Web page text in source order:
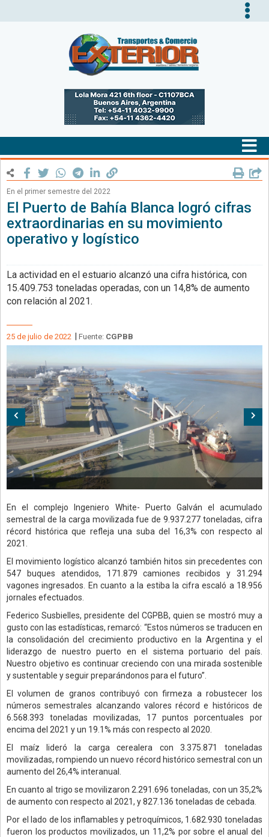
En el primer semestre del 2022
El Puerto de Bahía Blanca logró cifras
extraordinarias en su movimiento
operativo y logístico
La actividad en el estuario alcanzó una cifra histórica, con
15.409.753 toneladas operadas, con un 14,8% de aumento
con relación al 2021.
25 de julio de 2022 Fuente: CGPBB
Anterior
En el complejo Ingeniero White- Puerto Galván el acumulado
semestral de la carga movilizada fue de 9.937.277 toneladas, cifra
récord histórica que refleja una suba del 16,3% con respecto al
2021.
El movimiento logístico alcanzó también hitos sin precedentes con
547 buques atendidos, 171.879 camiones recibidos y 31.294
vagones ingresados. En cuanto a la estiba la cifra escaló a 18.956
jornales efectuados.
Federico Susbielles, presidente del CGPBB, quien se mostró muy a
gusto con las estadísticas, remarcó: “Estos números se traducen en
la consolidación del crecimiento productivo en la Argentina y el
liderazgo de nuestro puerto en el sistema portuario del país.
Nuestro objetivo es continuar creciendo con una mirada sostenible
y sustentable y seguir preparándonos para el futuro”.
El volumen de granos contribuyó con firmeza a robustecer los
números semestrales alcanzando valores récord e históricos de
6.568.393 toneladas movilizadas, 17 puntos porcentuales por
encima del 2021 y un 19.1% más con respecto al 2020.
El maíz lideró la carga cerealera con 3.375.871 toneladas
movilizadas, rompiendo un nuevo récord histórico semestral con un
aumento del 26,4% interanual.
En cuanto al trigo se movilizaron 2.291.696 toneladas, con un 35,2%
de aumento con respecto al 2021, y 827.136 toneladas de cebada.
Por el lado de los inflamables y petroquímicos, 1.682.930 toneladas
fueron los productos movilizados, un 11,2% por sobre el anual del